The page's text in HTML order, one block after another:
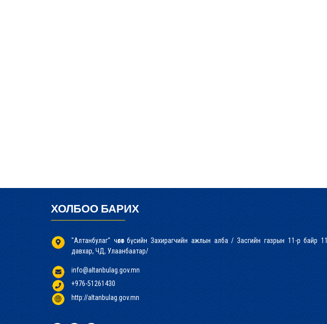
ХОЛБОО БАРИХ
"Алтанбулаг" чөлөөт бүсийн Захирагчийн ажлын алба / Засгийн газрын 11-р байр 11
давхар, ЧД, Улаанбаатар/
info@altanbulag.gov.mn
+976-51261430
http://altanbulag.gov.mn